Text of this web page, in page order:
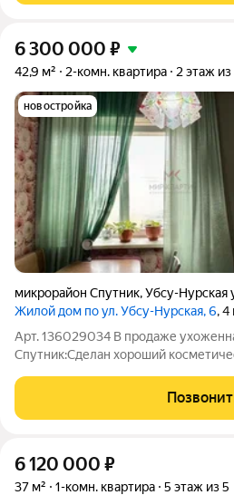
6 300 000 ₽
42,9 м² 2-комн. квартира 2 этаж из
новостройка
микрорайон Спутник,Убсу-Нурская
Жилой дом по ул. Убсу-Нурская, 6, 4
Арт. 136029034 В продаже
Спутник:Сделан хороший
Раздельный санузел Развитая
школа, остановки, сады,
6 120 000 ₽
37 м² 1-комн. квартира 5 этаж из 5